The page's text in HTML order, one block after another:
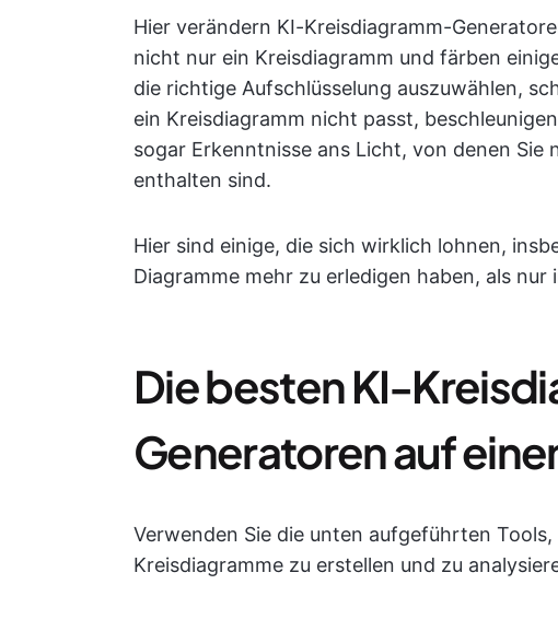
Hier verändern KI-Kreisdiagramm-
nicht nur ein Kreisdiagramm und färben
die richtige Aufschlüsselung auszuwählen,
ein Kreisdiagramm nicht passt,
sogar Erkenntnisse ans Licht, von denen Sie
enthalten sind.
Hier sind einige, die sich wirklich lohnen,
Diagramme mehr zu erledigen haben, als nur
Die besten KI-
Generatoren auf
Verwenden Sie die unten aufgeführten
Kreisdiagramme zu erstellen und zu